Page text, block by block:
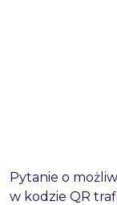
Pytanie o
w kodzie QR